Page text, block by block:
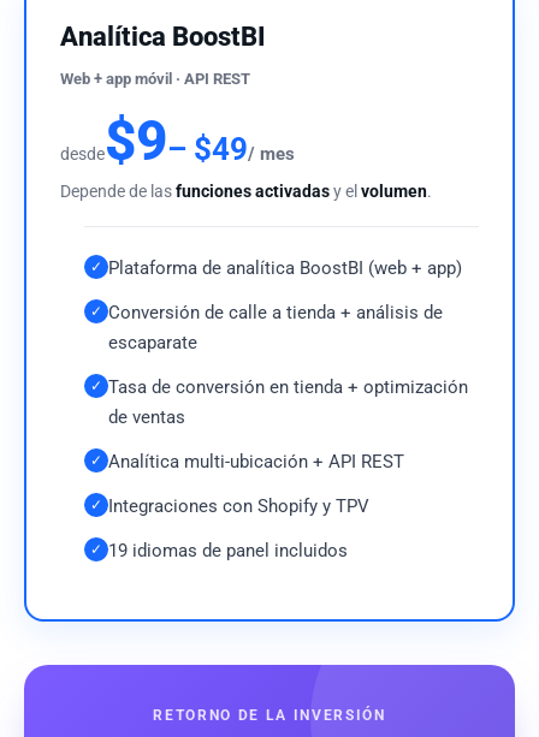
Analítica BoostBI
Web + app móvil · API REST
desde$9– $49/ mes
Depende de lasfunciones activadasy el volumen.
✓ Plataforma de analítica BoostBI (web + app)
✓ Conversión de calle a tienda + análisis de
escaparate
✓ Tasa de conversión en tienda + optimización
de ventas
✓ Analítica multi-ubicación + API REST
✓ Integraciones con Shopify y TPV
✓ 19 idiomas de panel incluidos
RETORNO DE LA INVERSIÓN